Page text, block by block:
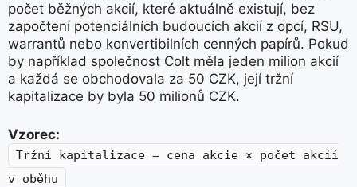
počet běžných akcií, které aktuálně existují, bez
započtení potenciálních budoucích akcií z opcí, RSU,
warrantů nebo konvertibilních cenných papírů. Pokud
by například společnost Colt měla jeden milion akcií
a každá se obchodovala za 50 CZK, její tržní
kapitalizace by byla 50 milionů CZK.
Vzorec:
Tržní kapitalizace = cena akcie × počet akcií
v oběhu